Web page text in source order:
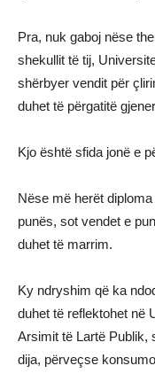
Pra, nuk gaboj nëse
shekullit të tij,
shërbyer vendit për
duhet të përgatitë
Kjo është sfida jonë e
Nëse më herët
punës, sot vendet e
duhet të marrim.
Ky ndryshim që ka
duhet të reflektohet në
Arsimit të Lartë Publik,
dija, përveçse